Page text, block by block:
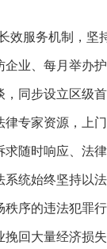
服务机制，坚
企业、每月举办
同步设立区级
律专家资源，上
随时响应、法律
统始终坚持以法
序的违法犯罪
回大量经济损